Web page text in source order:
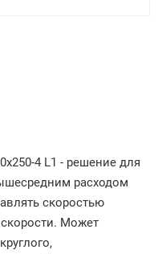
4 L1 - решение для
расходом
скоростью
скорости. Может